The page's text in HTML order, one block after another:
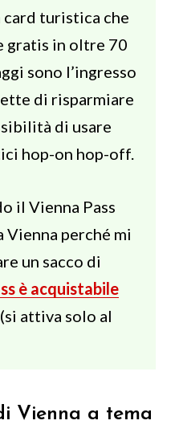
card turistica che
gratis in oltre 70
sono l’ingresso
di risparmiare
di usare
hop-on hop-off.
il Vienna Pass
perché mi
un sacco di
è acquistabile
(si attiva solo al
Vienna a tema